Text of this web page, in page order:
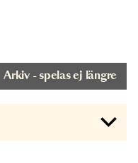
Arkiv - spelas ej längre